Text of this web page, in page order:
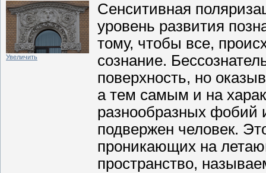
Увеличить
Сенситивная
уровень развития
тому, чтобы все,
сознание.
поверхность, но
а тем самым и на
разнообразных фобий
подвержен человек.
проникающих на
пространство,